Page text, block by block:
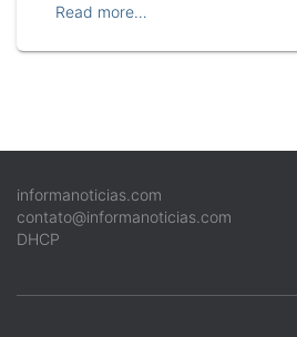
Read more…
informanoticias.com
contato@informanoticias.com
DHCP